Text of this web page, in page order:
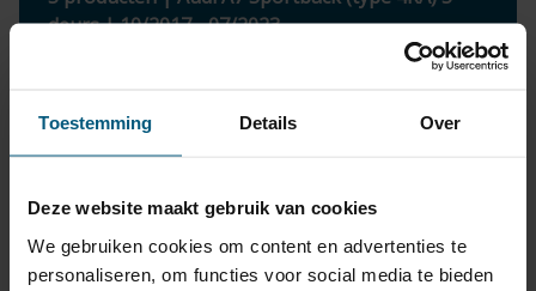
Toestemming Details Over
Deze website maakt gebruik van cookies
We gebruiken cookies om content en advertenties te
personaliseren, om functies voor social media te bieden
deurs | 10/2017 - 07/2023
goedkoop bestellen voor Audi
deurs doe je hier!
Maak de keuze uit een afneembare of vaste